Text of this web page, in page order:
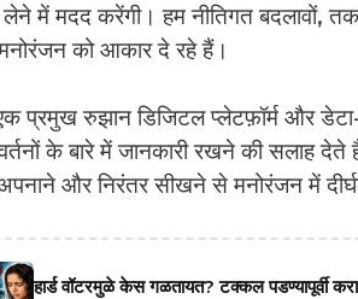
लेने में मदद करेंगी। हम नीतिगत बदलावों,
को आकार दे रहे हैं।
प्रमुख रुझान डिजिटल प्लेटफ़ॉर्म और
के बारे में जानकारी रखने की सलाह
और निरंतर सीखने से मनोरंजन में
हार्ड वॉटरमुळे केस गळतायत? टक्कल पडण्यापूर्वी